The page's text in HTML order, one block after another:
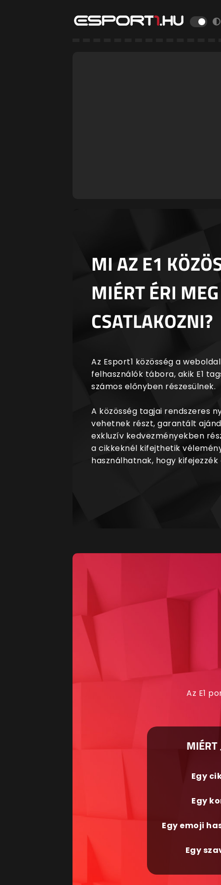
MI AZ E1
MIÉRT ÉRI MEG
CSATLAKOZNI?
Az Esport1 közösség a
felhasználók tábora, akik E1
számos előnyben részesülnek.
A közösség tagjai rendszeres
vehetnek részt, garantált
exkluzív kedvezményekben
a cikkeknél kifejthetik
használhatnak, hogy
Az E1
MIÉRT
Egy
Egy
Egy emoji
Egy